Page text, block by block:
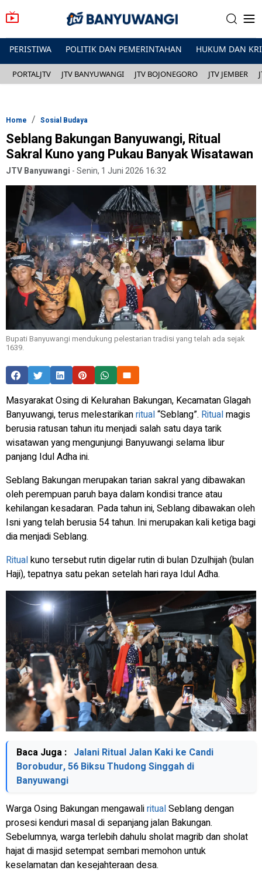
PERISTIWA POLITIK DAN PEMERINTAHAN HUKUM DAN
PORTALJTV JTV BANYUWANGI JTV BOJONEGORO JTV JEMBER
Home Sosial Budaya
Seblang Bakungan Banyuwangi, Ritual
Sakral Kuno yang Pukau Banyak Wisatawan
JTV Banyuwangi -Senin, 1 Juni 2026 16:32
Bupati Banyuwangi mendukung pelestarian tradisi yang telah ada sejak
1639.
Masyarakat Osing di Kelurahan Bakungan, Kecamatan Glagah
Banyuwangi, terus melestarikanritual“Seblang”. Ritualmagis
berusia ratusan tahun itu menjadi salah satu daya tarik
wisatawan yang mengunjungi Banyuwangi selama libur
panjang Idul Adha ini.
Seblang Bakungan merupakan tarian sakral yang dibawakan
oleh perempuan paruh baya dalam kondisi trance atau
kehilangan kesadaran. Pada tahun ini, Seblang dibawakan oleh
Isni yang telah berusia 54 tahun. Ini merupakan kali ketiga bagi
dia menjadi Seblang.
Ritualkuno tersebut rutin digelar rutin di bulan Dzulhijah (bulan
Haji), tepatnya satu pekan setelah hari raya Idul Adha.
Baca Juga : Jalani Ritual Jalan Kaki ke Candi
Borobudur, 56 Biksu Thudong Singgah di
Banyuwangi
Warga Osing Bakungan mengawaliritualSeblang dengan
prosesi kenduri masal di sepanjang jalan Bakungan.
Sebelumnya, warga terlebih dahulu sholat magrib dan sholat
hajat di masjid setempat sembari memohon untuk
keselamatan dan kesejahteraan desa.